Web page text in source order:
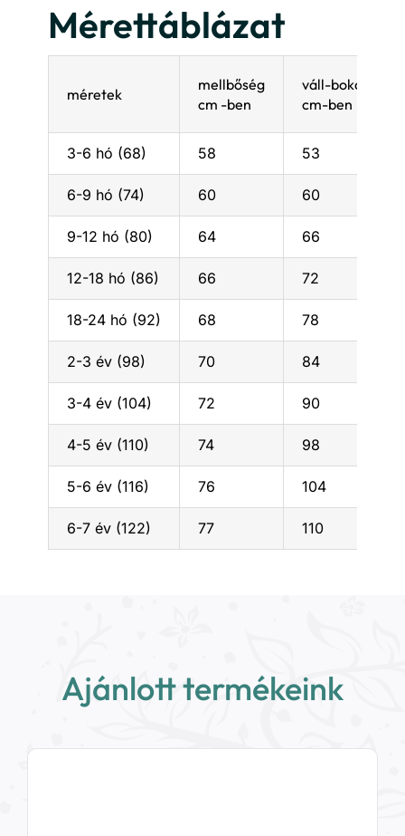
Mérettáblázat
méretek
mellbőség
cm -ben
váll-boka
cm-ben
3-6 hó (68) 58 53
6-9 hó (74) 60 60
9-12 hó (80) 64 66
12-18 hó (86) 66 72
18-24 hó (92) 68 78
2-3 év (98) 70 84
3-4 év (104) 72 90
4-5 év (110) 74 98
5-6 év (116) 76 104
6-7 év (122) 77 110
Ajánlott termékeink